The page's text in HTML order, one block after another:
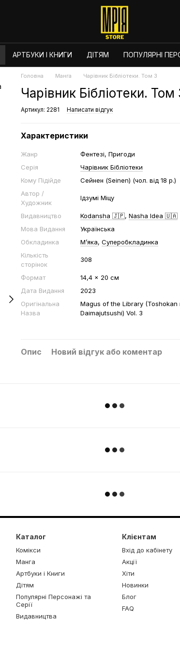
АРТБУКИ І КНИГИ ДІТЯМ ПОПУЛЯРНІ
Головна Манга Чарівник Бібліотеки. Том 3
Чарівник Бібліотеки. Том
Артикул: 2281 Написати відгук
Характеристики
Жанр
Фентезі, Пригоди
Серія
Чарівник Бібліотеки
Кому Підійде
Сейнен (Seinen) (чол. від 18 р.)
Автор /
Художник
Ідзумі Міцу
Видавництво Kodansha 🇯🇵, Nasha Idea 🇺🇦
Мова Видання
Українська
Обкладинка
Мʼяка, Суперобкладинка
Кількість
сторінок
308
Формат
14,4 x 20 cм
Дата Видання
2023
Оригінальна
Назва
Magus of the Library (Toshokan
Daimajutsushi) Vol. 3
Опис Новий відгук або коментар
Каталог
Комікси
Манга
Артбуки і Книги
Дітям
Популярні Персонажі та
Серії
Видавництва
Клієнтам
Вхід до кабінету
Акції
Хіти
Новинки
Блог
FAQ